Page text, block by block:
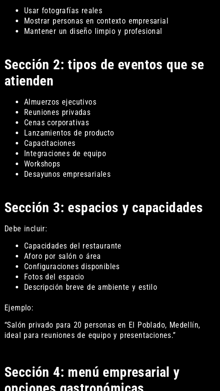
Usar fotografías reales
Mostrar personas en contexto empresarial
Mantener un diseño limpio y profesional
Sección 2: tipos de eventos que se
atienden
Almuerzos ejecutivos
Reuniones privadas
Cenas corporativas
Lanzamientos de producto
Capacitaciones
Integraciones de equipo
Workshops
Desayunos empresariales
Sección 3: espacios y capacidades
Debe incluir:
Capacidades del restaurante
Aforo por salón o área
Configuraciones disponibles
Fotos del espacio
Descripción breve de ambiente y estilo
Ejemplo:
“Salón privado para 20 personas en El Poblado, Medellín,
ideal para reuniones de equipo y presentaciones.”
Sección 4: menú empresarial y